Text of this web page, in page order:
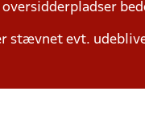
stævnet evt.